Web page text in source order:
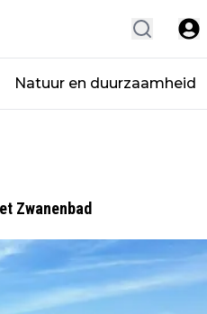
Natuur en duurzaamheid
Zwanenbad